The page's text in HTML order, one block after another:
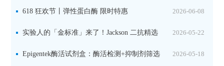
品线放价啦！ 2026-06-08
618 狂欢节丨弹性蛋白酶 限时特惠
2026-05-22
实验人的「金标准」来了！Jackson 二抗精选
限时一口价，手慢无！ 2026-05-18
Epigentek酶活试剂盒：酶活检测+抑制剂筛选